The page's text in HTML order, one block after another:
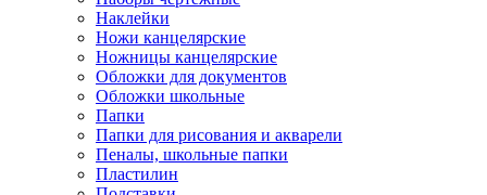
Наклейки
Ножи канцелярские
Ножницы канцелярские
Обложки для документов
Обложки школьные
Папки
Папки для рисования и акварели
Пеналы, школьные папки
Пластилин